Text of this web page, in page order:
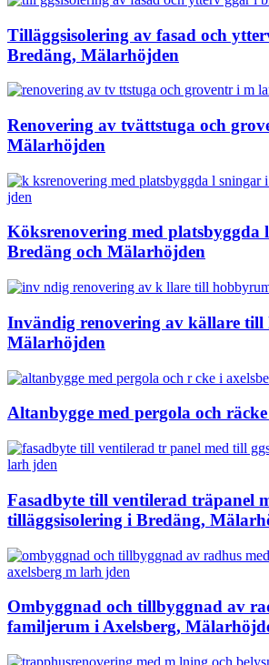
Tilläggsisolering av fasad och
Bredäng, Mälarhöjden
Renovering av tvättstuga och
Mälarhöjden
Köksrenovering med platsbyggda
Bredäng och Mälarhöjden
Invändig renovering av källare
Mälarhöjden
Altanbygge med pergola och
Fasadbyte till ventilerad träpanel
tilläggsisolering i Bredäng,
Ombyggnad och tillbyggnad av
familjerum i Axelsberg,